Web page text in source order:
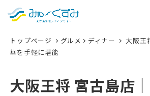
トップページ グルメ ディナー
大阪王
華を手軽に堪能
大阪王将 宮古島店